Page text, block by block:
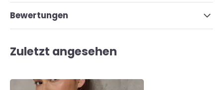
Bewertungen
Zuletzt angesehen